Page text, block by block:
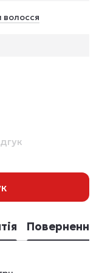
волосся
Повернення